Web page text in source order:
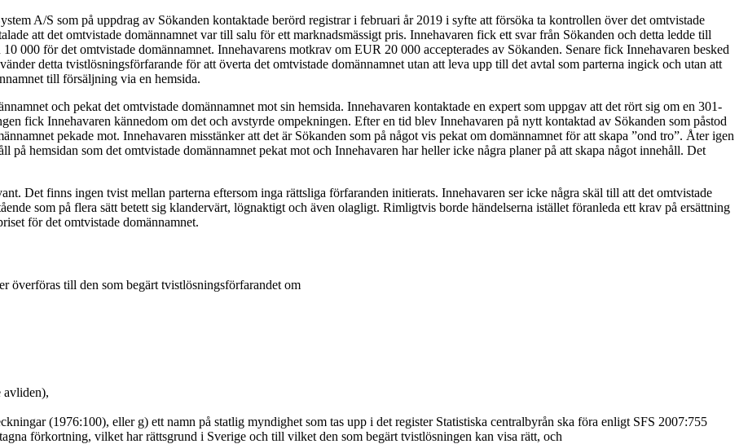
A/S som på uppdrag av Sökanden kontaktade berörd registrar i februari år 2019 i syfte att försöka ta kontrollen över det omtvistade
att det omtvistade domännamnet var till salu för ett marknadsmässigt pris. Innehavaren fick ett svar från Sökanden och detta ledde till
000 för det omtvistade domännamnet. Innehavarens motkrav om EUR 20 000 accepterades av Sökanden. Senare fick Innehavaren besked
detta tvistlösningsförfarande för att överta det omtvistade domännamnet utan att leva upp till det avtal som parterna ingick och utan att
till försäljning via en hemsida.
och pekat det omtvistade domännamnet mot sin hemsida. Innehavaren kontaktade en expert som uppgav att det rört sig om en 301-
fick Innehavaren kännedom om det och avstyrde ompekningen. Efter en tid blev Innehavaren på nytt kontaktad av Sökanden som påstod
pekade mot. Innehavaren misstänker att det är Sökanden som på något vis pekat om domännamnet för att skapa ”ond tro”. Åter igen
hemsidan som det omtvistade domännamnet pekat mot och Innehavaren har heller icke några planer på att skapa något innehåll. Det
Det finns ingen tvist mellan parterna eftersom inga rättsliga förfaranden initierats. Innehavaren ser icke några skäl till att det omtvistade
som på flera sätt betett sig klandervärt, lögnaktigt och även olagligt. Rimligtvis borde händelserna istället föranleda ett krav på ersättning
för det omtvistade domännamnet.
överföras till den som begärt tvistlösningsförfarandet om
avliden),
(1976:100), eller g) ett namn på statlig myndighet som tas upp i det register Statistiska centralbyrån ska föra enligt SFS 2007:755
förkortning, vilket har rättsgrund i Sverige och till vilket den som begärt tvistlösningen kan visa rätt, och